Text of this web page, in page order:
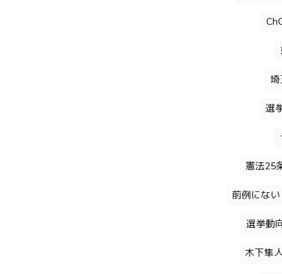
選
憲法25
前例にない
選挙動
木下隼